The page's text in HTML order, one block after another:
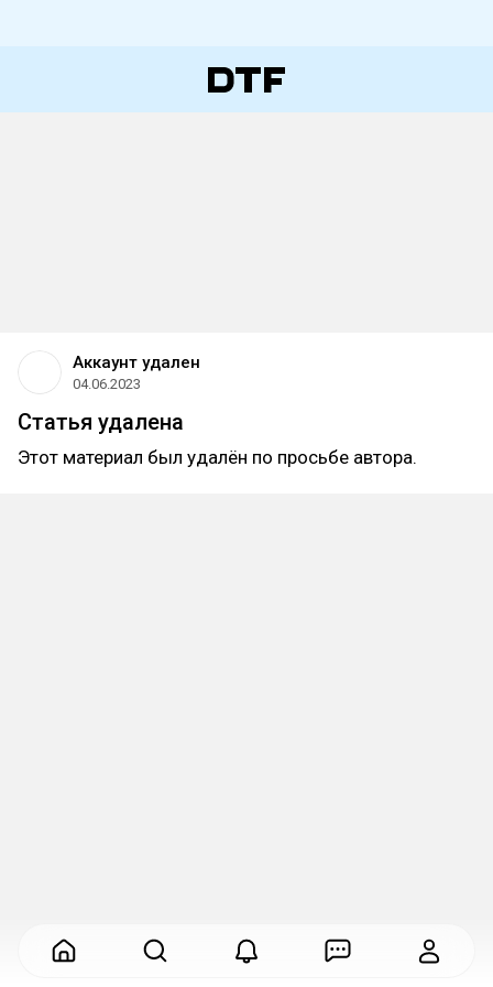
Аккаунт удален
04.06.2023
Статья удалена
Этот материал был удалён по просьбе автора.